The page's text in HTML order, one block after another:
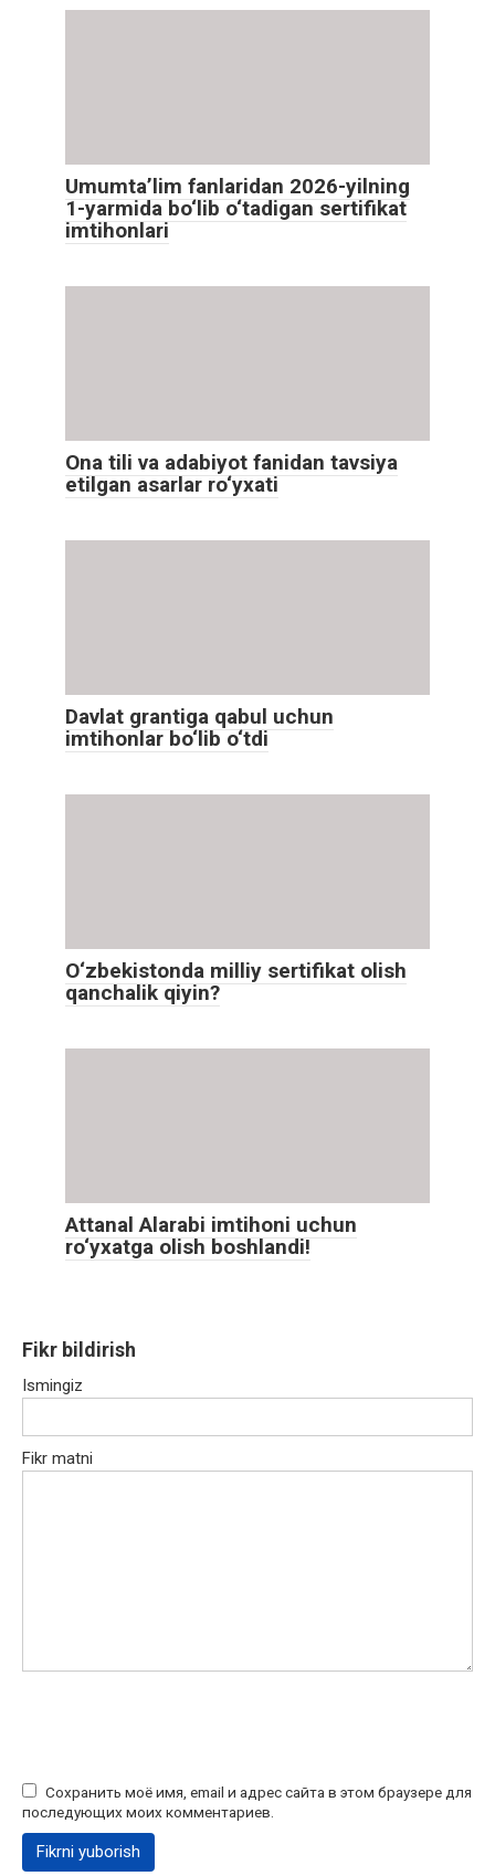
Umumta’lim fanlaridan 2026-yilning
1-yarmida bo‘lib o‘tadigan sertifikat
imtihonlari
Ona tili va adabiyot fanidan tavsiya
etilgan asarlar ro‘yxati
Davlat grantiga qabul uchun
imtihonlar bo‘lib o‘tdi
O‘zbekistonda milliy sertifikat olish
qanchalik qiyin?
Attanal Alarabi imtihoni uchun
ro‘yxatga olish boshlandi!
Fikr bildirish
Ismingiz
Fikr matni
Сохранить моё имя, email и адрес сайта в этом браузере для
последующих моих комментариев.